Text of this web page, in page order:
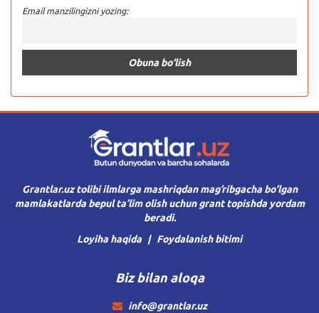
Email manzilingizni yozing:
Grantlar.uz tolibi ilmlarga mashriqdan mag’ribgacha bo’lgan
mamlakatlarda bepul ta’lim olish uchun grant topishda yordam
beradi.
Loyiha haqida
Foydalanish bitimi
Biz bilan aloqa
info@grantlar.uz